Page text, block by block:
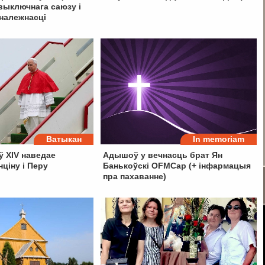
саюзу і
Ватыкан
XIV наведае
і Перу
In memoriam
Адышоў у вечнасць брат Ян
Банькоўскі OFMCap (+ інфармацыя
пра пахаванне)